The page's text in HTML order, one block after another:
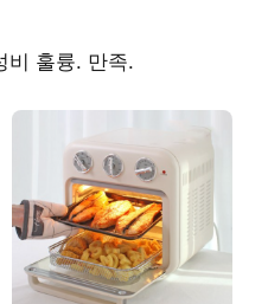
비 훌륭. 만족.